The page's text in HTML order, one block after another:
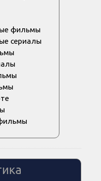
фильмы
сериалы